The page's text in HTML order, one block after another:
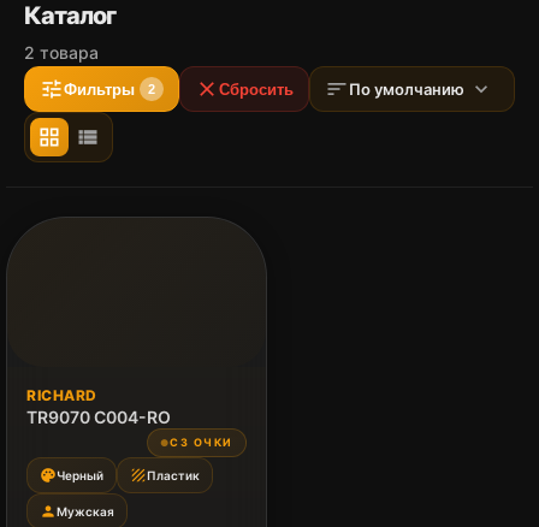
Каталог
2 товара
tuneФильтры 2 close Сбросить sortПо умолчанию
expand_more
grid_view
view_list
RICHARD
TR9070 C004-RO
●СЗ ОЧКИ
paletteЧерный textureПластик
personМужская